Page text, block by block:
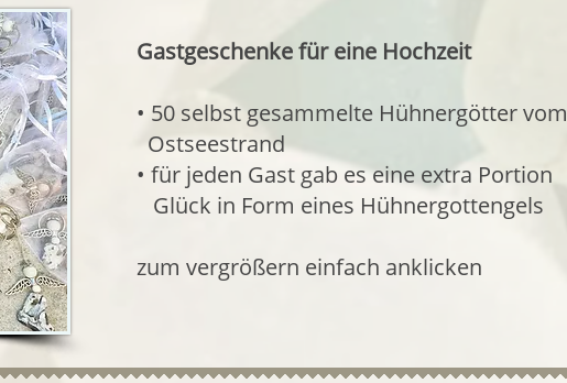
Gastgeschenke für eine Hochzeit
• 50 selbst gesammelte Hühnergötter vom
​ Ostseestrand
• für jeden Gast gab es eine extra Portion
​ Glück in Form eines Hühnergottengels
zum vergrößern einfach anklicken